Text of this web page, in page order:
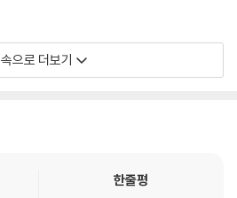
기가 만만치 않지만, 이 그림은 분명 ‘불확실
갖고 있다. 지구의가 여인의 무릎 위에서
아이들은 장난치며 신나게 놀고 있다. 외
것이다. 그런데 과연 그러한 평화가 가치
으로 더보기
한줄평